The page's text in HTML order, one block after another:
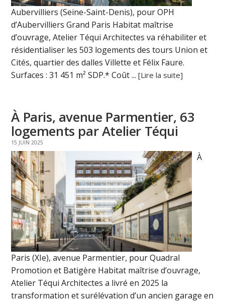
Aubervilliers (Seine-Saint-Denis), pour OPH
d’Aubervilliers Grand Paris Habitat maîtrise
d’ouvrage, Atelier Téqui Architectes va réhabiliter et
résidentialiser les 503 logements des tours Union et
Cités, quartier des dalles Villette et Félix Faure.
Surfaces : 31 451 m² SDP.* Coût ...[Lire la suite]
À Paris, avenue Parmentier, 63
logements par Atelier Téqui
15 JUIN 2025
À
Paris (XIe), avenue Parmentier, pour Quadral
Promotion et Batigère Habitat maîtrise d’ouvrage,
Atelier Téqui Architectes a livré en 2025 la
transformation et surélévation d’un ancien garage en